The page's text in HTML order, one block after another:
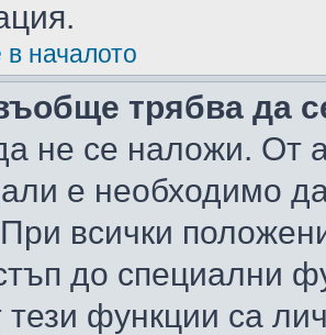
началото
трябва да
не се наложи. От
е необходимо
всички
до специални
тези функции са